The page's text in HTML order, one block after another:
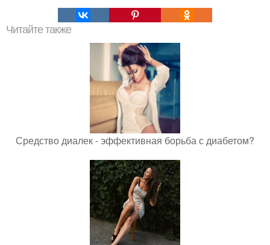
Читайте также
Средство диалек - эффективная борьба с диабетом?